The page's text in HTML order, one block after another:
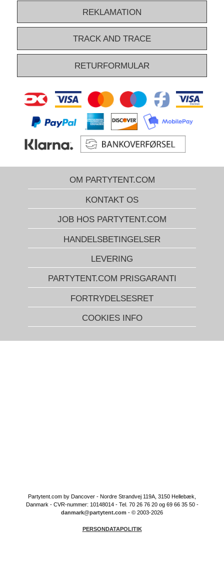
REKLAMATION
TRACK AND TRACE
RETURFORMULAR
OM PARTYTENT.COM
KONTAKT OS
JOB HOS PARTYTENT.COM
HANDELSBETINGELSER
LEVERING
PARTYTENT.COM PRISGARANTI
FORTRYDELSESRET
COOKIES INFO
Partytent.com by Dancover - Nordre Strandvej 119A, 3150 Hellebæk,
Danmark - CVR-nummer: 10148014 - Tel. 70 26 76 20 og 69 66 35 50 -
danmark@partytent.com - © 2003-2026
PERSONDATAPOLITIK